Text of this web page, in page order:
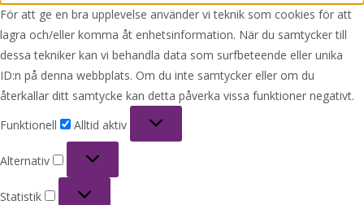
För att ge en bra upplevelse använder vi teknik som cookies för att
lagra och/eller komma åt enhetsinformation. När du samtycker till
dessa tekniker kan vi behandla data som surfbeteende eller unika
ID:n på denna webbplats. Om du inte samtycker eller om du
återkallar ditt samtycke kan detta påverka vissa funktioner negativt.
Funktionell
Alltid aktiv
Alternativ
Statistik